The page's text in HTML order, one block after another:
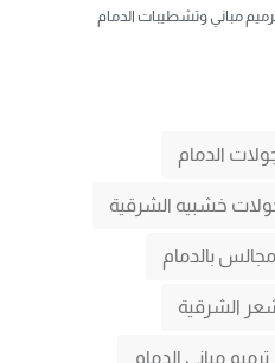
مباني وتشطيبات الدمام
الدمام
خشبيه الشرقية
مجالس بالدمام
الشرقية
ترميم مباني الدمام